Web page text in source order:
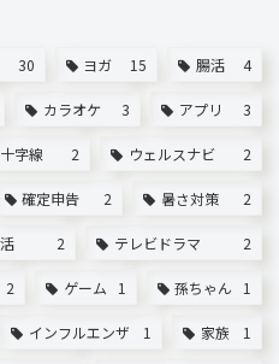
30 ヨガ 15 腸活 4
カラオケ 3 アプリ 3
字線 2 ウェルスナビ 2
確定申告 2 暑さ対策 2
2 テレビドラマ 2
2 ゲーム 1 孫ちゃん 1
インフルエンザ 1 家族 1